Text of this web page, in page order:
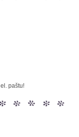
el. paštu!